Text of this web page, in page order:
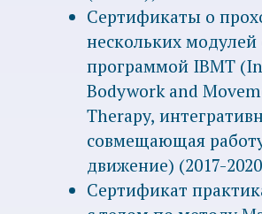
Чем я могу помочь
Ко мне часто приходят с физической
болью или хронической усталостью; со
сложностями в близких отношениях; с
давней (часто подавленной) душевной
болью; приходят те, кто не чувствует себя
любимым; кто переживает разрыв
близких отношений. Или не может
принять сложившуюся жизненную